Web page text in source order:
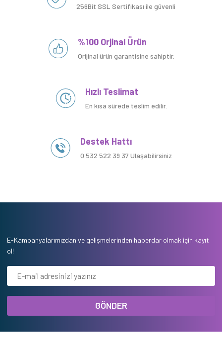
256Bit SSL Sertifikası ile güvenli
%100 Orjinal Ürün
Orijinal ürün garantisine sahiptir.
Hızlı Teslimat
En kısa sürede teslim edilir.
Destek Hattı
0 532 522 39 37 Ulaşabilirsiniz
E-Kampanyalarımızdan ve gelişmelerinden haberdar olmak için kayıt
ol!
GÖNDER